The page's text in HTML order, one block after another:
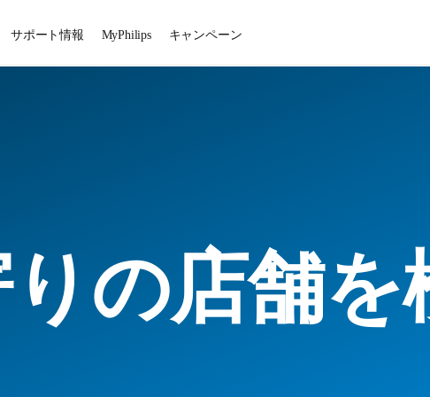
サポート情報 MyPhilips キャンペーン
の店舗を